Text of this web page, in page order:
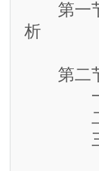
第一节
析
第二节
一、
二、
三、
1、